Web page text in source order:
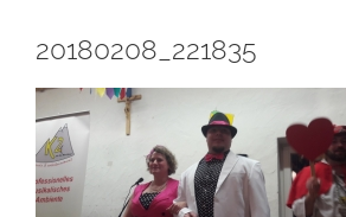
20180208_221835